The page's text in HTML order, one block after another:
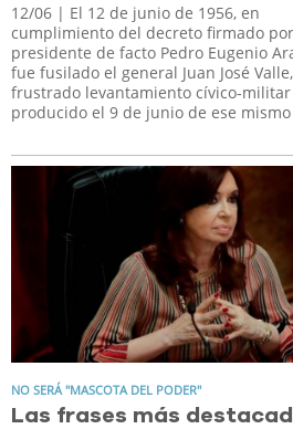
12/06 | El 12 de junio de 1956, en
cumplimiento del decreto firmado
presidente de facto Pedro Eugenio
fue fusilado el general Juan José
frustrado levantamiento cívico-militar
producido el 9 de junio de ese
NO SERÁ "MASCOTA DEL PODER"
Las frases más